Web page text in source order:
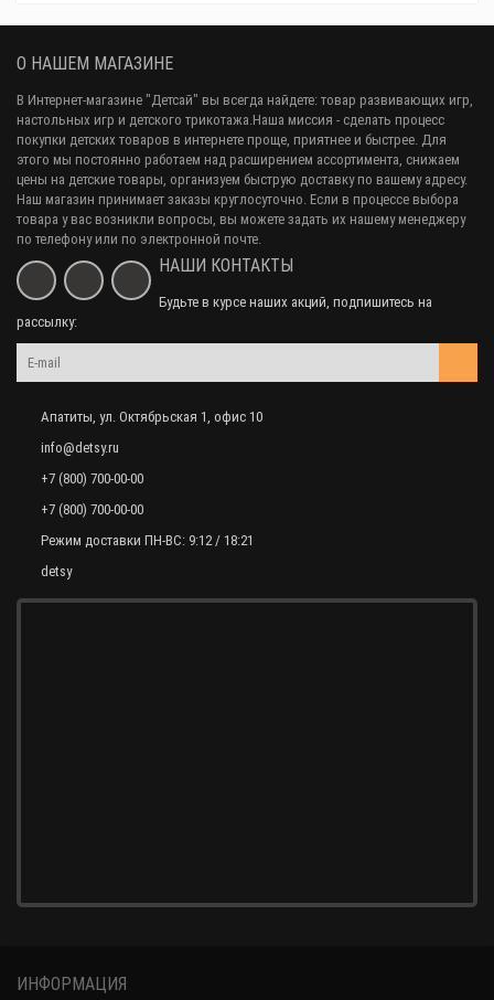
О НАШЕМ МАГАЗИНЕ
В Интернет-магазине "Детсай" вы всегда найдете: товар развивающих игр,
настольных игр и детского трикотажа.Наша миссия - сделать процесс
покупки детских товаров в интернете проще, приятнее и быстрее. Для
этого мы постоянно работаем над расширением ассортимента, снижаем
цены на детские товары, организуем быструю доставку по вашему адресу.
Наш магазин принимает заказы круглосуточно. Если в процессе выбора
товара у вас возникли вопросы, вы можете задать их нашему менеджеру
по телефону или по электронной почте.
НАШИ КОНТАКТЫ
Будьте в курсе наших акций, подпишитесь на
рассылку:
Апатиты, ул. Октябрьская 1, офис 10
info@detsy.ru
+7 (800) 700-00-00
+7 (800) 700-00-00
Режим доставки ПН-ВС: 9:12 / 18:21
detsy
ИНФОРМАЦИЯ